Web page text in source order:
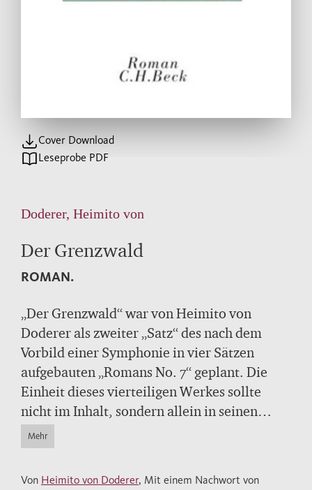
Cover Download
Leseprobe PDF
Doderer, Heimito von
Der Grenzwald
ROMAN.
„Der Grenzwald“ war von Heimito von
Doderer als zweiter „Satz“ des nach dem
Vorbild einer Symphonie in vier Sätzen
aufgebauten „Romans No. 7“ geplant. Die
Einheit dieses vierteiligen Werkes sollte
nicht im Inhalt, sondern allein in seinen
Formelementen liegen. Wie im ersten
„Satz“, den „Wasserfällen von Slunj“, tritt
Mehr
Von Heimito von Doderer, Mit einem Nachwort von